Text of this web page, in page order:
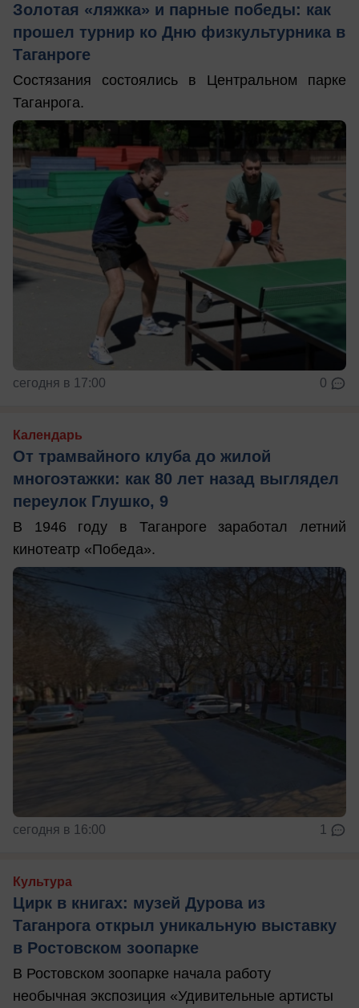
Золотая «ляжка» и парные победы: как
прошел турнир ко Дню физкультурника в
Таганроге
Состязания состоялись в Центральном парке
Таганрога.
сегодня в 17:00 0
Календарь
От трамвайного клуба до жилой
многоэтажки: как 80 лет назад выглядел
переулок Глушко, 9
В 1946 году в Таганроге заработал летний
кинотеатр «Победа».
сегодня в 16:00 1
Культура
Цирк в книгах: музей Дурова из
Таганрога открыл уникальную выставку
в Ростовском зоопарке
В Ростовском зоопарке начала работу
необычная экспозиция «Удивительные артисты